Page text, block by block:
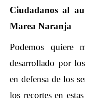
Ciudadanos al
Marea Naranja
Podemos quiere
desarrollado por
en defensa de los
los recortes en